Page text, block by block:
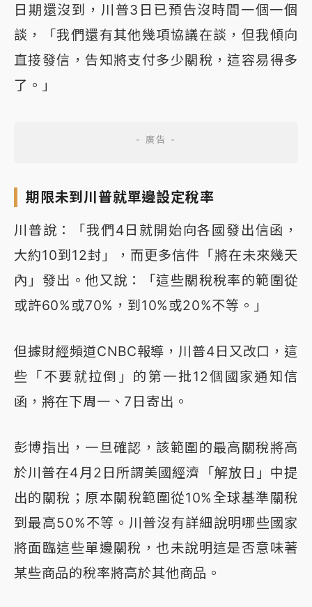
日期還沒到，川普3日已預告沒時間一個一個
談，「我們還有其他幾項協議在談，但我傾向
直接發信，告知將支付多少關稅，這容易得多
了。」
期限未到川普就單邊設定稅率
川普說：「我們4日就開始向各國發出信函，
大約10到12封」，而更多信件「將在未來幾天
內」發出。他又說：「這些關稅稅率的範圍從
或許60%或70%，到10%或20%不等。」
但據財經頻道CNBC報導，川普4日又改口，這
些「不要就拉倒」的第一批12個國家通知信
函，將在下周一、7日寄出。
彭博指出，一旦確認，該範圍的最高關稅將高
於川普在4月2日所謂美國經濟「解放日」中提
出的關稅；原本關稅範圍從10%全球基準關稅
到最高50%不等。川普沒有詳細說明哪些國家
將面臨這些單邊關稅，也未說明這是否意味著
某些商品的稅率將高於其他商品。